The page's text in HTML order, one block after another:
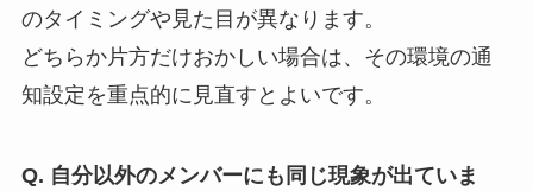
のタイミングや見た目が異なります。
どちらか片方だけおかしい場合は、その環境の通
知設定を重点的に見直すとよいです。
Q. 自分以外のメンバーにも同じ現象が出ていま